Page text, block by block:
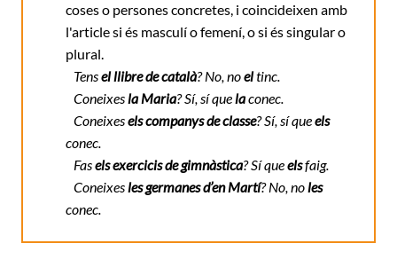
coses o persones concretes, i coincideixen amb
l'article si és masculí o femení, o si és singular o
plural.
Tensel llibre de català? No, noeltinc.
Coneixesla Maria? Sí, sí quelaconec.
Coneixesels companys de classe? Sí, sí queels
conec.
Fasels exercicis de gimnàstica? Sí queelsfaig.
Coneixesles germanes d’en Martí? No, noles
conec.